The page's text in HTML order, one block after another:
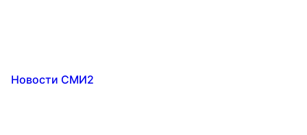
Новости СМИ2